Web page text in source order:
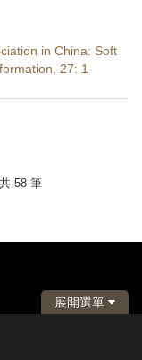
in China: Soft
27: 1
58 筆
展開選單